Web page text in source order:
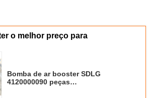
o melhor preço para
Bomba de ar booster SDLG
4120000090 peças